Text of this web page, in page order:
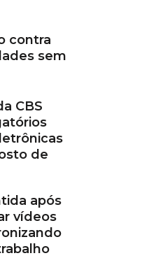
contra
sem
CBS
de
após
vídeos